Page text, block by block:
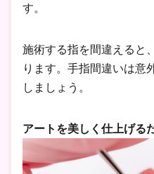
す。
施術する指を間違えると
ります。手指間違いは意
しましょう。
アートを美しく仕上げる